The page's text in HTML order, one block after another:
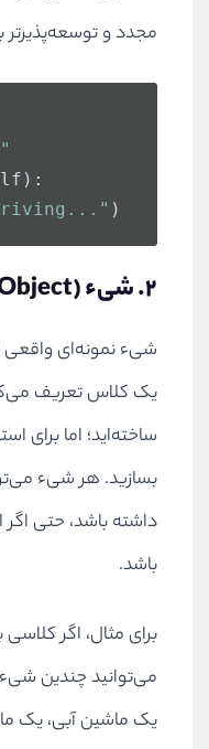
مجدد و توسعه‌پذیرتر
):
)
۲. شیء (Object) چیست؟
شیء نمونه‌ای
یک کلاس تعریف
ساخته‌اید؛ اما برای
بسازید. هر شیء
داشته باشد، حتی
باشد.
برای مثال، اگر کلاسی
می‌توانید چندین
یک ماشین آبی، یک